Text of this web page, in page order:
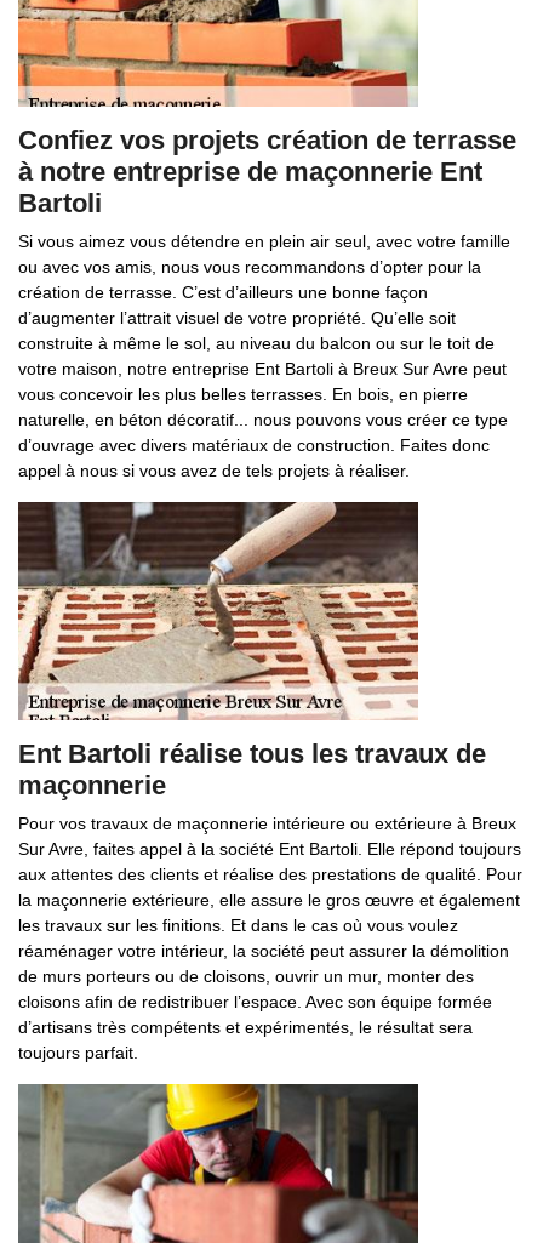
Confiez vos projets création de terrasse
à notre entreprise de maçonnerie Ent
Bartoli
Si vous aimez vous détendre en plein air seul, avec votre famille
ou avec vos amis, nous vous recommandons d’opter pour la
création de terrasse. C’est d’ailleurs une bonne façon
d’augmenter l’attrait visuel de votre propriété. Qu’elle soit
construite à même le sol, au niveau du balcon ou sur le toit de
votre maison, notre entreprise Ent Bartoli à Breux Sur Avre peut
vous concevoir les plus belles terrasses. En bois, en pierre
naturelle, en béton décoratif... nous pouvons vous créer ce type
d’ouvrage avec divers matériaux de construction. Faites donc
appel à nous si vous avez de tels projets à réaliser.
Ent Bartoli réalise tous les travaux de
maçonnerie
Pour vos travaux de maçonnerie intérieure ou extérieure à Breux
Sur Avre, faites appel à la société Ent Bartoli. Elle répond toujours
aux attentes des clients et réalise des prestations de qualité. Pour
la maçonnerie extérieure, elle assure le gros œuvre et également
les travaux sur les finitions. Et dans le cas où vous voulez
réaménager votre intérieur, la société peut assurer la démolition
de murs porteurs ou de cloisons, ouvrir un mur, monter des
cloisons afin de redistribuer l’espace. Avec son équipe formée
d’artisans très compétents et expérimentés, le résultat sera
toujours parfait.